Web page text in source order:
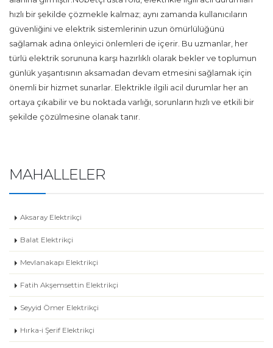
hızlı bir şekilde çözmekle kalmaz; aynı zamanda kullanıcıların
güvenliğini ve elektrik sistemlerinin uzun ömürlülüğünü
sağlamak adına önleyici önlemleri de içerir. Bu uzmanlar, her
türlü elektrik sorununa karşı hazırlıklı olarak bekler ve toplumun
günlük yaşantısının aksamadan devam etmesini sağlamak için
önemli bir hizmet sunarlar. Elektrikle ilgili acil durumlar her an
ortaya çıkabilir ve bu noktada varlığı, sorunların hızlı ve etkili bir
şekilde çözülmesine olanak tanır.
MAHALLELER
Aksaray Elektrikçi
Balat Elektrikçi
Mevlanakapı Elektrikçi
Fatih Akşemsettin Elektrikçi
Seyyid Ömer Elektrikçi
Hırka-i Şerif Elektrikçi